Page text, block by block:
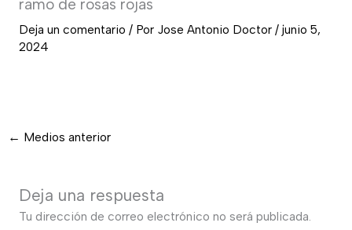
ramo de rosas rojas
Deja un comentario / Por Jose Antonio Doctor / junio 5,
2024
← Medios anterior
Deja una respuesta
Tu dirección de correo electrónico no será publicada.